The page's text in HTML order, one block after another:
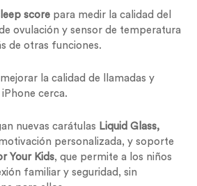
score para medir la calidad del
ovulación y sensor de temperatura
de otras funciones.
la calidad de llamadas y
cerca.
nuevas carátulas Liquid Glass,
personalizada, y soporte
Your Kids, que permite a los niños
familiar y seguridad, sin